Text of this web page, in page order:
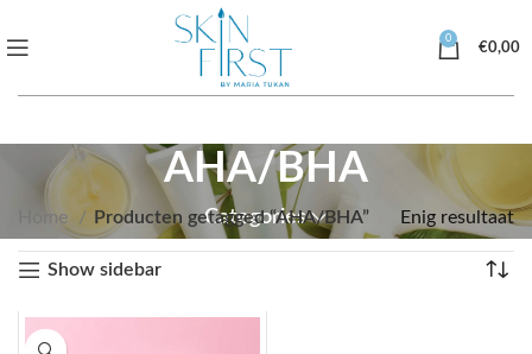
0
€0,00
AHA/BHA
Categories
Home Producten getagged “AHA/BHA” Enig resultaat
Show sidebar